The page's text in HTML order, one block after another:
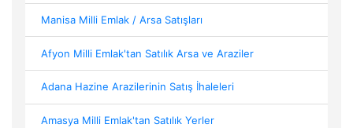
Manisa Milli Emlak / Arsa Satışları
Afyon Milli Emlak'tan Satılık Arsa ve Araziler
Adana Hazine Arazilerinin Satış İhaleleri
Amasya Milli Emlak'tan Satılık Yerler